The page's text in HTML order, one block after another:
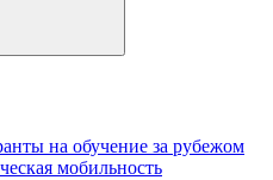
на обучение за рубежом
мобильность